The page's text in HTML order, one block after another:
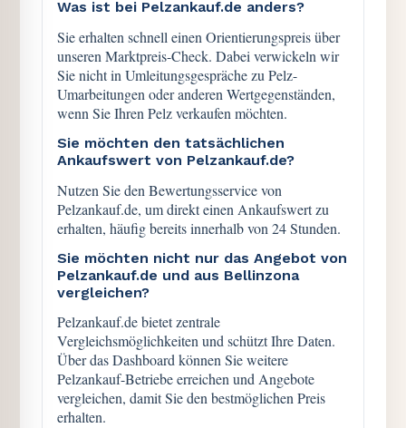
Was ist bei Pelzankauf.de anders?
Sie erhalten schnell einen Orientierungspreis über
unseren Marktpreis-Check. Dabei verwickeln wir
Sie nicht in Umleitungsgespräche zu Pelz-
Umarbeitungen oder anderen Wertgegenständen,
wenn Sie Ihren Pelz verkaufen möchten.
Sie möchten den tatsächlichen
Ankaufswert von Pelzankauf.de?
Nutzen Sie den Bewertungsservice von
Pelzankauf.de, um direkt einen Ankaufswert zu
erhalten, häufig bereits innerhalb von 24 Stunden.
Sie möchten nicht nur das Angebot von
Pelzankauf.de und aus Bellinzona
vergleichen?
Pelzankauf.de bietet zentrale
Vergleichsmöglichkeiten und schützt Ihre Daten.
Über das Dashboard können Sie weitere
Pelzankauf-Betriebe erreichen und Angebote
vergleichen, damit Sie den bestmöglichen Preis
erhalten.